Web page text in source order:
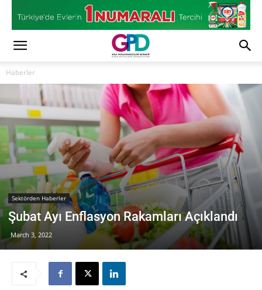
Haberler
Sektörden Haberler
Şubat Ayı Enflasyon Rakamları Açıklandı
March 3, 2022